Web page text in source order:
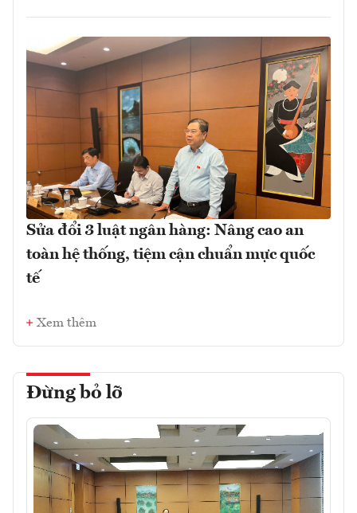
Sửa đổi 3 luật ngân hàng: Nâng cao an
toàn hệ thống, tiệm cận chuẩn mực quốc
tế
Xem thêm
Đừng bỏ lỡ